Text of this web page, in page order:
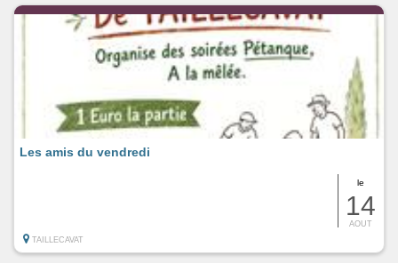
le
14
AOUT
Les amis du vendredi
TAILLECAVAT